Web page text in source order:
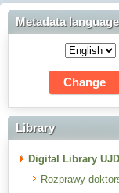
Metadata
Library
Digital Library UJD
Rozprawy